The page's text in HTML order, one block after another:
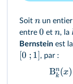
Soit n un
entre 0 et n, la
Bernstein est
[0 ; 1], par :
Bk
n(x)